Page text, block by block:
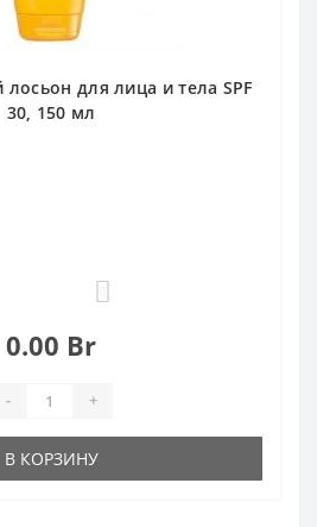
для лица и тела SPF
30, 150 мл
0.00 Br
- +
В КОРЗИНУ